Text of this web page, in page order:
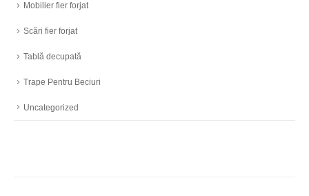
Mobilier fier forjat
Scări fier forjat
Tablă decupată
Trape Pentru Beciuri
Uncategorized